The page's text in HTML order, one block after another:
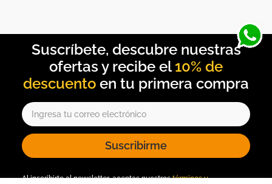
10% de
descuento
Suscribirme
Al inscribirte al newsletter, aceptas nuestrostérminos y